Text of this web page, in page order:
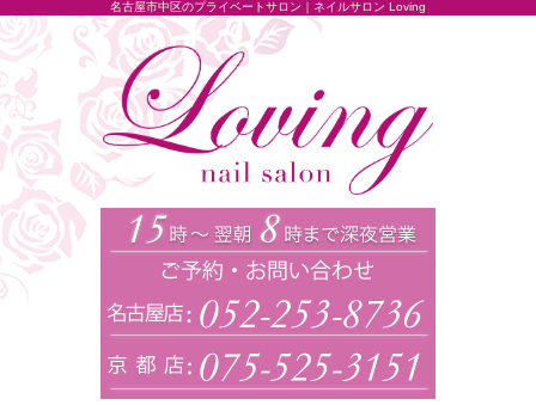
名古屋市中区のプライベートサロン｜ネイルサロン Loving